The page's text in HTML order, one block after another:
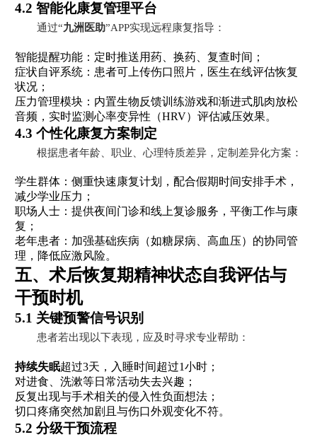
4.2 智能化康复管理平台
通过“九洲医助”APP实现远程康复指导：
智能提醒功能：定时推送用药、换药、复查时间；
症状自评系统：患者可上传伤口照片，医生在线评估恢复
状况；
压力管理模块：内置生物反馈训练游戏和渐进式肌肉放松
音频，实时监测心率变异性（HRV）评估减压效果。
4.3 个性化康复方案制定
根据患者年龄、职业、心理特质差异，定制差异化方案：
学生群体：侧重快速康复计划，配合假期时间安排手术，
减少学业压力；
职场人士：提供夜间门诊和线上复诊服务，平衡工作与康
复；
老年患者：加强基础疾病（如糖尿病、高血压）的协同管
理，降低应激风险。
五、术后恢复期精神状态自我评估与
干预时机
5.1 关键预警信号识别
患者若出现以下表现，应及时寻求专业帮助：
持续失眠超过3天，入睡时间超过1小时；
对进食、洗漱等日常活动失去兴趣；
反复出现与手术相关的侵入性负面想法；
切口疼痛突然加剧且与伤口外观变化不符。
5.2 分级干预流程